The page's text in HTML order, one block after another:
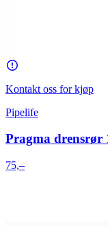
Kontakt oss for kjøp
Pipelife
Pragma drensrør
75,–